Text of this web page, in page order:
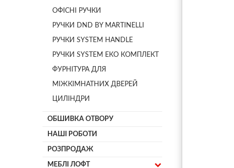
ОФІСНІ РУЧКИ
РУЧКИ DND BY MARTINELLI
РУЧКИ SYSTEM HANDLE
РУЧКИ SYSTEM ЕКО КОМПЛЕКТ
ФУРНІТУРА ДЛЯ
МІЖКІМНАТНИХ ДВЕРЕЙ
ЦИЛІНДРИ
ОБШИВКА ОТВОРУ
НАШІ РОБОТИ
РОЗПРОДАЖ
МЕБЛІ ЛОФТ